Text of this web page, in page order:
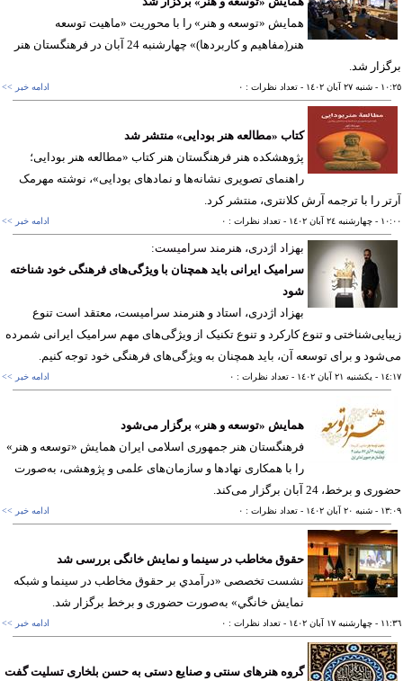
همایش «توسعه و هنر» را با محوریت «ماهیت توسعه
هنر(مفاهیم و کاربردها)» چهارشنبه 24 آبان در فرهنگستان هنر
شد.
- شنبه ٢٧ آبان ١٤٠٢ - تعداد نظرات : ٠ ادامه خبر >>
کتاب «مطالعه هنر بودایی» منتشر شد
پژوهشکده هنر فرهنگستان هنر کتاب «مطالعه هنر بودایی؛
راهنمای تصویری نشانه‌ها و نمادهای بودایی»، نوشته مهرمک
را با ترجمه آرش کلانتری، منتشر کرد.
- چهارشنبه ٢٤ آبان ١٤٠٢ - تعداد نظرات : ٠ ادامه خبر >>
بهزاد اژدری، هنرمند سرامیست:
سرامیک ایرانی باید همچنان با ویژگی‌های فرهنگی خود شناخته
شود
بهزاد اژدری، استاد و هنرمند سرامیست، معتقد است تنوع
و تنوع کارکرد و تنوع تکنیک از ویژگی‌های مهم سرامیک ایرانی شمرده
و برای توسعه آن، باید همچنان به ویژگی‌های فرهنگی خود توجه کنیم.
- يکشنبه ٢١ آبان ١٤٠٢ - تعداد نظرات : ٠ ادامه خبر >>
همایش «توسعه و هنر» برگزار می‌شود
فرهنگستان هنر جمهوری اسلامی ایران همایش «توسعه و هنر»
را با همکاری نهادها و سازمان‌های علمی و پژوهشی، به‌صورت
و برخط، 24 آبان برگزار می‌کند.
- شنبه ٢٠ آبان ١٤٠٢ - تعداد نظرات : ٠ ادامه خبر >>
حقوق مخاطب در سینما و نمایش خانگی بررسی شد
نشست تخصصی «درآمدي بر حقوق مخاطب در سینما و شبكه
نمايش خانگي» به‌صورت حضوری و برخط برگزار شد.
- چهارشنبه ١٧ آبان ١٤٠٢ - تعداد نظرات : ٠ ادامه خبر >>
گروه هنرهای سنتی و صنایع دستی به حسن بلخاری تسلیت گفت